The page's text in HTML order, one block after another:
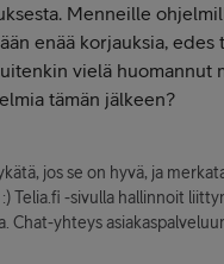
Menneille
enää korjauksia, edes
vielä huomannut
tämän jälkeen?
jos se on hyvä, ja
Telia.fi -sivulla hallinnoit
Chat-yhteys